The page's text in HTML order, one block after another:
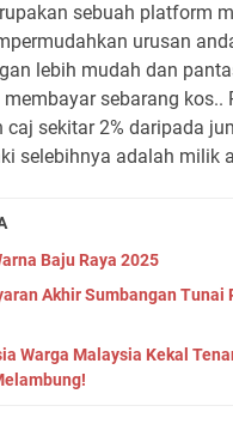
sebuah platform
urusan
lebih mudah dan
sebarang kos..
caj sekitar 2% daripada
selebihnya adalah milik
Baju Raya 2025
Akhir Sumbangan Tunai
Warga Malaysia Kekal